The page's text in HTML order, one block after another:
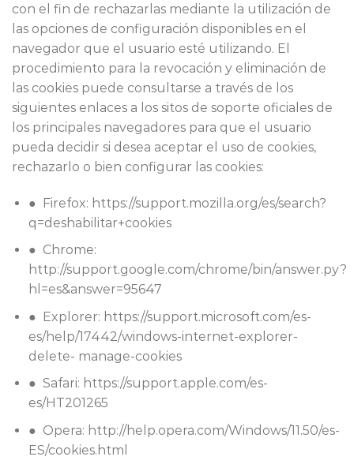
con el fin de rechazarlas mediante la utilización de
las opciones de configuración disponibles en el
navegador que el usuario esté utilizando. El
procedimiento para la revocación y eliminación de
las cookies puede consultarse a través de los
siguientes enlaces a los sitos de soporte oficiales de
los principales navegadores para que el usuario
pueda decidir si desea aceptar el uso de cookies,
rechazarlo o bien configurar las cookies:
● Firefox: ​https://support.mozilla.org/es/search?
q=deshabilitar+cookies
● Chrome: ​
http://support.google.com/chrome/bin/answer.py?
hl=es&answer=95647
● Explorer: https://support.microsoft.com/es-
es/help/17442/windows-internet-explorer-
delete- manage-cookies
● Safari: ​https://support.apple.com/es-
es/HT201265
● Opera: ​http://help.opera.com/Windows/11.50/es-
ES/cookies.html